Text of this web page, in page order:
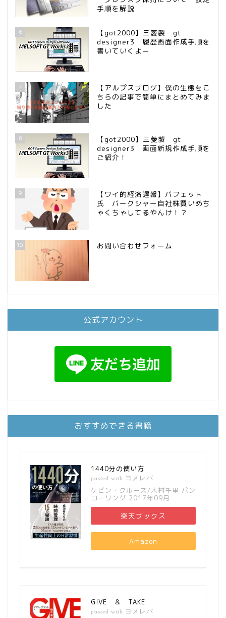
手順を解説
6
【got2000】三菱製 gt
designer3 履歴画面作成手順を
書いていくよー
7
【アルプスブログ】僕の生態をこ
ちらの記事で簡単にまとめてみま
した
8
【got2000】三菱製 gt
designer3 画面新規作成手順を
ご紹介！
9
【ワイ的経済遅報】バフェット
氏 バークシャー自社株買いめち
ゃくちゃしてるやんけ！？
10 お問い合わせフォーム
公式アカウント
おすすめできる書籍
1440分の使い方
posted with ヨメレバ
ケビン・クルーズ/木村千里 パン
ローリング 2017年09月
楽天ブックス
Amazon
GIVE ＆ TAKE
posted with ヨメレバ